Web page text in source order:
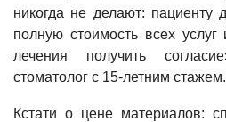
никогда не делают: пациенту
полную стоимость всех
лечения получить
стоматолог с 15-летним стажем.
Кстати о цене материалов: